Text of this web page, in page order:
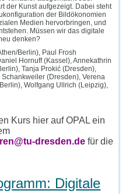
der Kunst aufgezeigt. Dabei steht
der Bildökonomien
Medien hervorbringen, und
Müssen wir das digitale
denken?
Berlin), Paul Frosh
Hornuff (Kassel), Annekathrin
Tanja Prokić (Dresden),
(Dresden), Verena
Wolfgang Ullrich (Leipzig),
Kurs hier auf OPAL ein
dresden.de für die
Digitale